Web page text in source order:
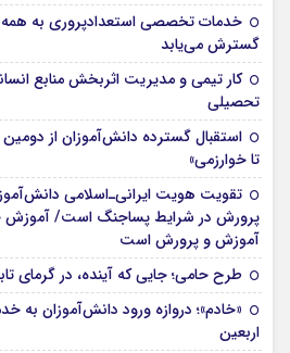
خدمات تخصصی استعدادپروری به
گسترش می‌یابد
کار تیمی و مدیریت اثربخش منابع
تحصیلی
استقبال گسترده دانش‌آموزان از دومین
تا خوارزمی»
تقویت هویت ایرانی‌ـ‌اسلامی
پرورش در شرایط پساجنگ است/ آموزش
آموزش و پرورش است
طرح حامی؛ جایی که آینده، در گرمای
«خادم»؛ دروازه ورود دانش‌آموزان
اربعین